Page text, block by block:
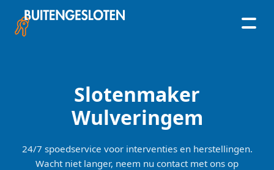
content
Slotenmaker
Wulveringem
24/7 spoedservice voor interventies en herstellingen.
Wacht niet langer, neem nu contact met ons op